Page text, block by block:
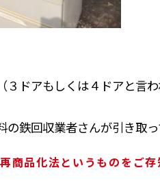
３ドアもしくは４ドアと言わ
の鉄回収業者さんが引き取
商品化法というものをご存